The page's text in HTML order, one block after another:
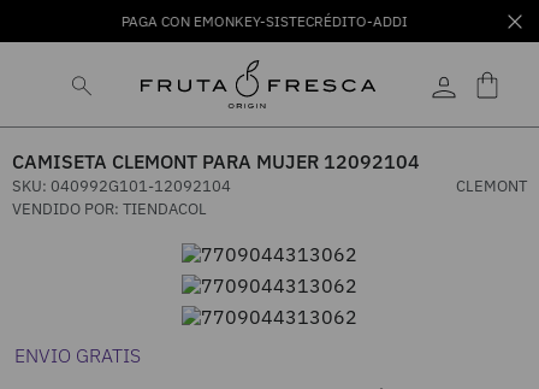
PAGA CON EMONKEY-SISTECRÉDITO-ADDI
CAMISETA CLEMONT PARA MUJER 12092104
SKU: 040992G101-12092104
CLEMONT
VENDIDO POR: TIENDACOL
ENVIO GRATIS